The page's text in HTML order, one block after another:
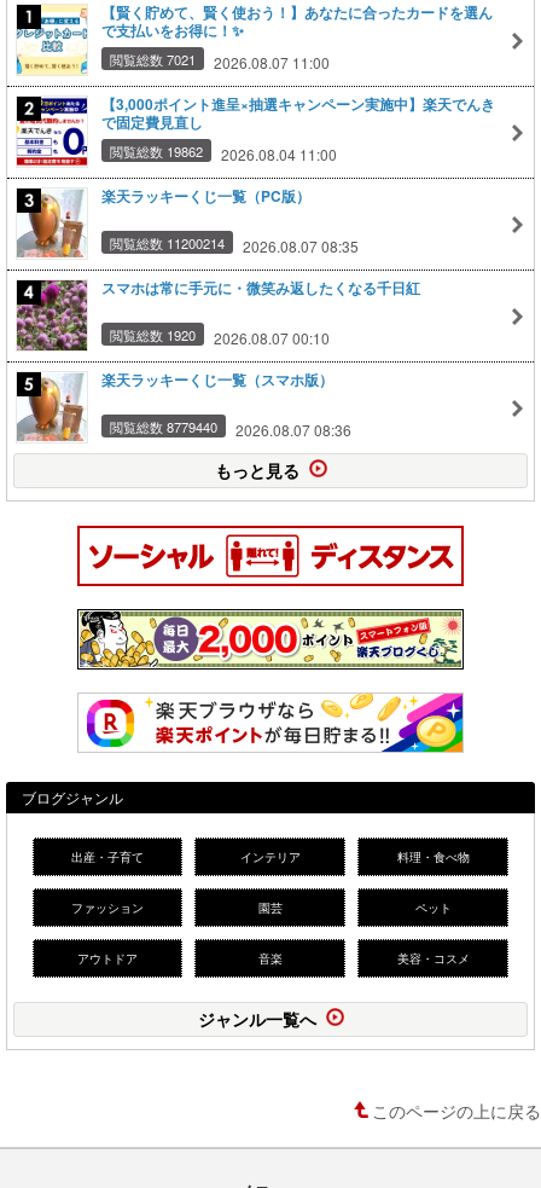
【賢く貯めて、賢く使おう！】あなたに合ったカードを選ん
で支払いをお得に！✨
閲覧総数 7021 2026.08.07 11:00
【3,000ポイント進呈×抽選キャンペーン実施中】楽天でんき
で固定費見直し
閲覧総数 19862 2026.08.04 11:00
楽天ラッキーくじ一覧（PC版）
閲覧総数 11200214 2026.08.07 08:35
スマホは常に手元に・微笑み返したくなる千日紅
閲覧総数 1920 2026.08.07 00:10
楽天ラッキーくじ一覧（スマホ版）
閲覧総数 8779440 2026.08.07 08:36
もっと見る
ブログジャンル
出産・子育て インテリア 料理・食べ物
ファッション 園芸 ペット
アウトドア 音楽 美容・コスメ
ジャンル一覧へ
このページの上に戻る